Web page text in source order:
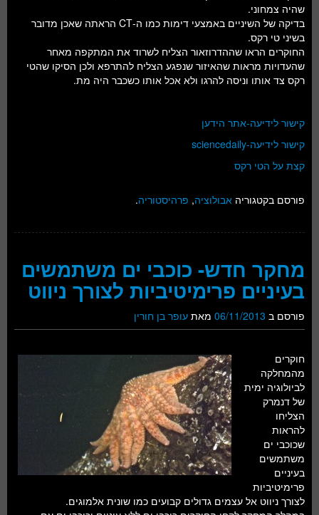
שהיה צמחוני.
בדיקה של השיניים באמצעי דימות כמו ה-CT הראתה שאכן מדובר
בשיני טי רקס.
החוקרים הראו שההדרוזאור הצליח לשרוד את המתקפה מאחר
שהעדויות מראות שהאיזור שנפגע הצליח להתרפא ולכן הסיקו שהטי
רקס צד אותו וניסה להרגו ולא אכל אותו כשכבר היה מת.
קישור לידיעה-אתר הידען
קישור לידיעה-sciencedaily
קצת על הטי רקס
פורסם בקטגוריה אבולוציה, פרהיסטוריה.
מחקר חדש- כוכבי ים משתמשים
בעיניים פרימיטיביות לצורך ניווט
פורסם ב 06/11/2013 מאת עופר בן חורין
חוקרים
מהמחלקה
לביולוגיה ימית
של דנמרק
הצליחו
להראות
שכוכבי ים
משתמשים
בעיניים
פרימיטיביות
לצורך ניווט אל עצמים גדולים קבועים כמו שונית אלמוגים.